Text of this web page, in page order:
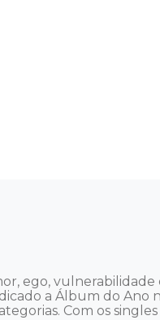
ego, vulnerabilidade
a Álbum do Ano
Com os singles